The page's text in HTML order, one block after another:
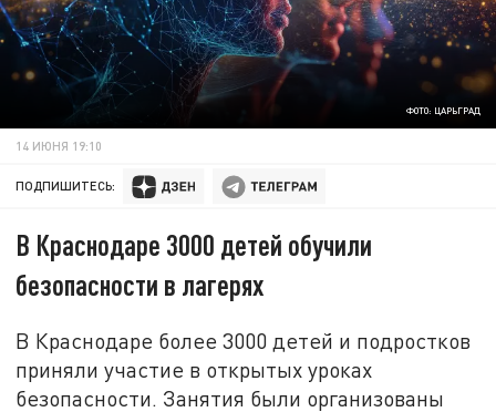
ФОТО: ЦАРЬГРАД
14 ИЮНЯ 19:10
ПОДПИШИТЕСЬ:
В Краснодаре 3000 детей обучили
безопасности в лагерях
В Краснодаре более 3000 детей и подростков
приняли участие в открытых уроках
безопасности. Занятия были организованы